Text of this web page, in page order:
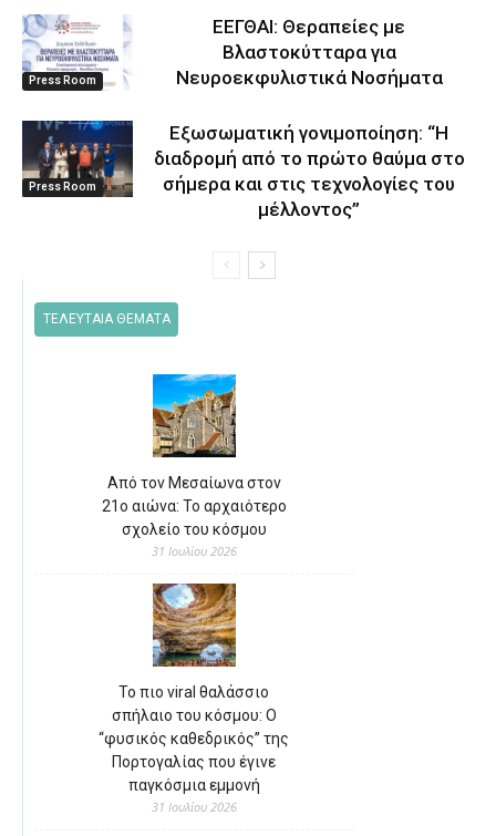
Press Room
ΕΕΓΘΑΙ: Θεραπείες με
Βλαστοκύτταρα για
Νευροεκφυλιστικά Νοσήματα
Press Room
Eξωσωματική γονιμοποίηση: “Η
διαδρομή από το πρώτο θαύμα στο
σήμερα και στις τεχνολογίες του
μέλλοντος’’
ΤΕΛΕΥΤΑΙΑ ΘΕΜΑΤΑ
Από τον Μεσαίωνα στον
21ο αιώνα: Το αρχαιότερο
σχολείο του κόσμου
31 Ιουλίου 2026
Το πιο viral θαλάσσιο
σπήλαιο του κόσμου: Ο
“φυσικός καθεδρικός” της
Πορτογαλίας που έγινε
παγκόσμια εμμονή
31 Ιουλίου 2026